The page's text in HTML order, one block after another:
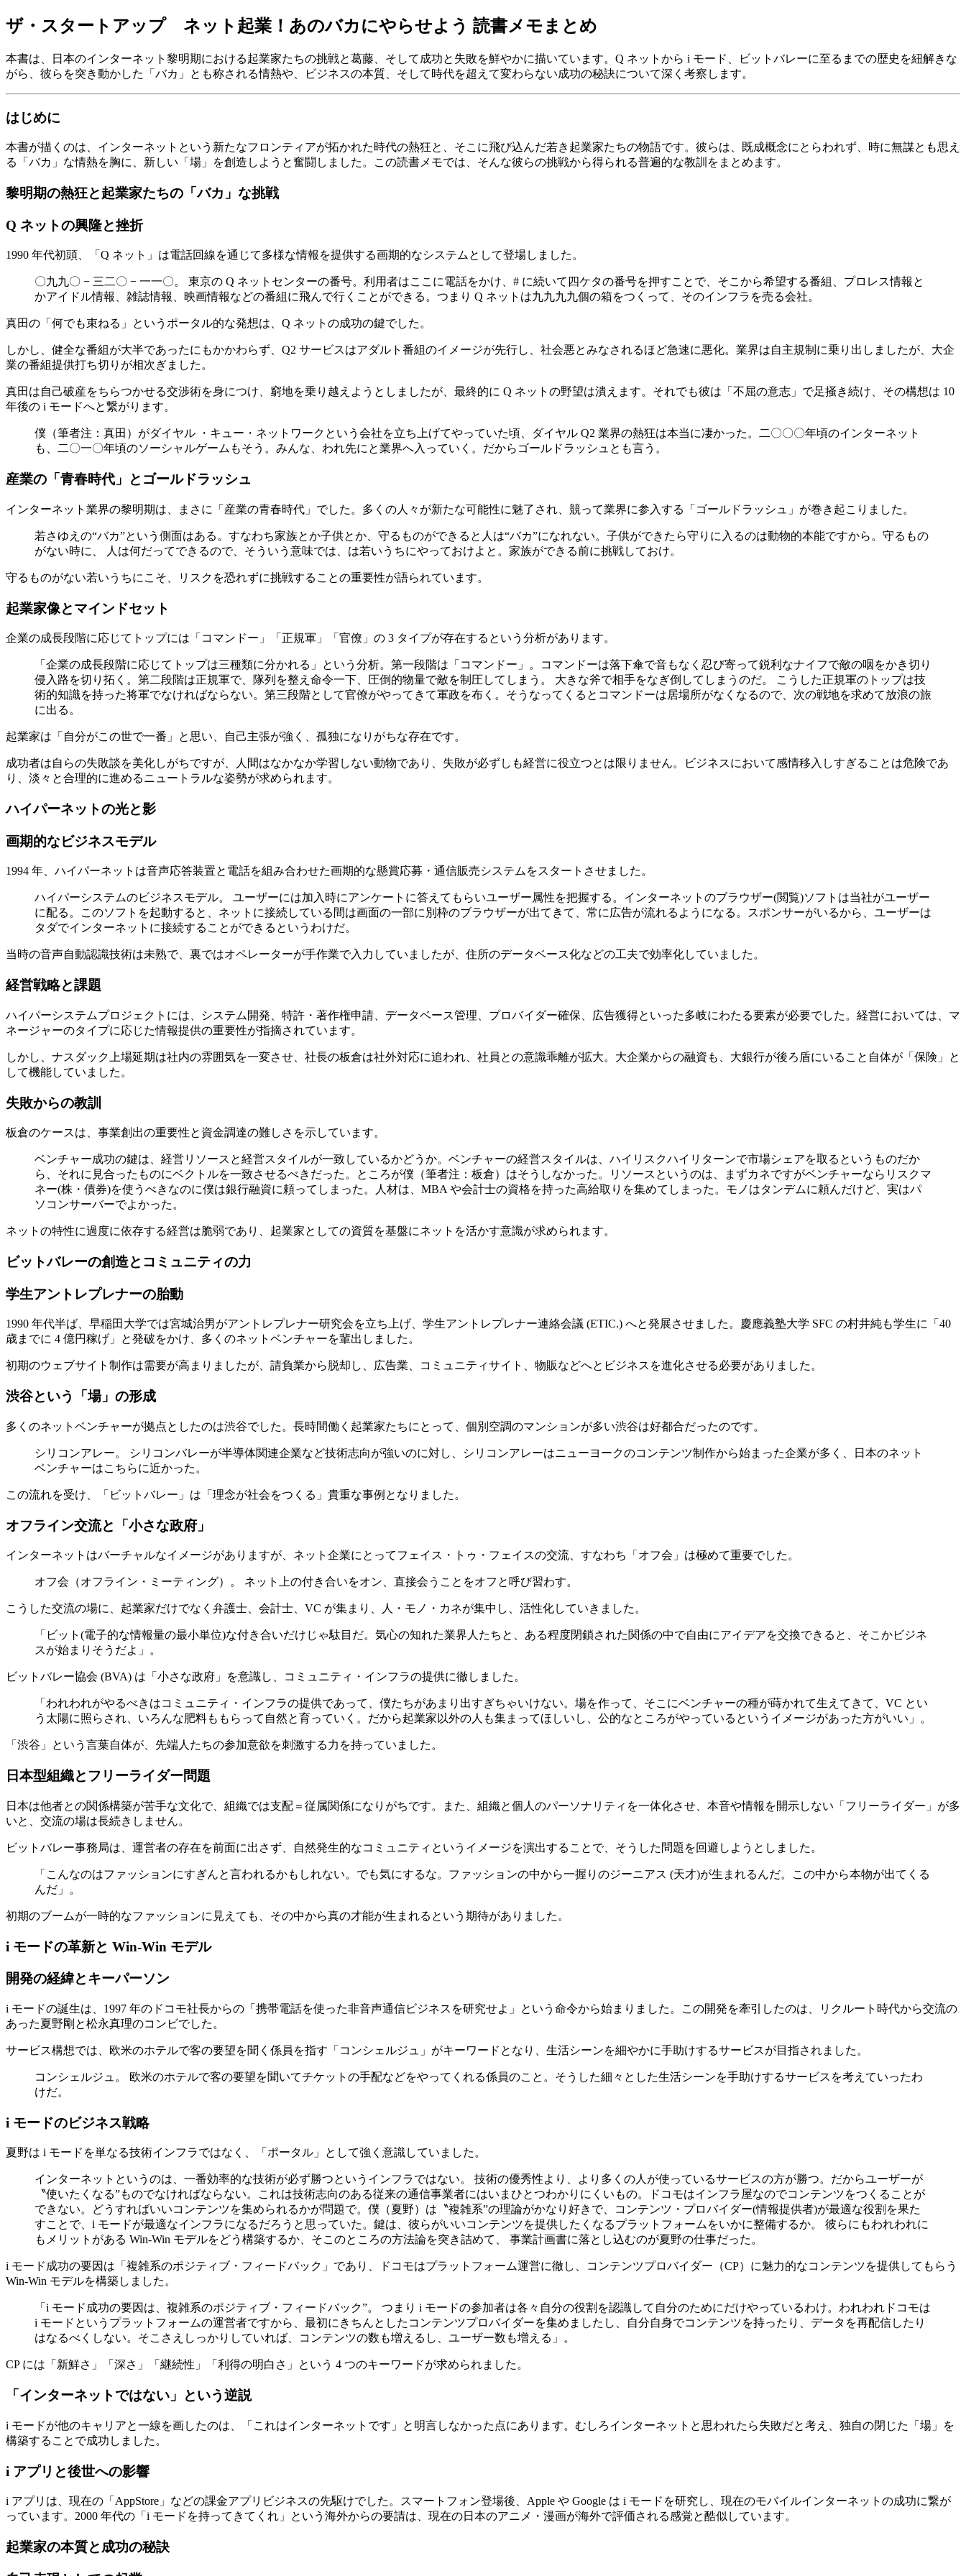
ザ・スタートアップ ネット起業！あのバカにやらせよう 読書メモまとめ
本書は、日本のインターネット黎明期における起業家たちの挑戦と葛藤、そして成功と失敗を鮮やかに描いています。Q ネットから i モード、ビットバレーに至るまでの歴史を紐解きな
がら、彼らを突き動かした「バカ」とも称される情熱や、ビジネスの本質、そして時代を超えて変わらない成功の秘訣について深く考察します。
はじめに
本書が描くのは、インターネットという新たなフロンティアが拓かれた時代の熱狂と、そこに飛び込んだ若き起業家たちの物語です。彼らは、既成概念にとらわれず、時に無謀とも思え
る「バカ」な情熱を胸に、新しい「場」を創造しようと奮闘しました。この読書メモでは、そんな彼らの挑戦から得られる普遍的な教訓をまとめます。
黎明期の熱狂と起業家たちの「バカ」な挑戦
Q ネットの興隆と挫折
1990 年代初頭、「Q ネット」は電話回線を通じて多様な情報を提供する画期的なシステムとして登場しました。
〇九九〇 − 三二〇 − 一一〇。 東京の Q ネットセンターの番号。利用者はここに電話をかけ、# に続いて四ケタの番号を押すことで、そこから希望する番組、プロレス情報と
かアイドル情報、雑誌情報、映画情報などの番組に飛んで行くことができる。つまり Q ネットは九九九九個の箱をつくって、そのインフラを売る会社。
真田の「何でも束ねる」というポータル的な発想は、Q ネットの成功の鍵でした。
しかし、健全な番組が大半であったにもかかわらず、Q2 サービスはアダルト番組のイメージが先行し、社会悪とみなされるほど急速に悪化。業界は自主規制に乗り出しましたが、大企
業の番組提供打ち切りが相次ぎました。
真田は自己破産をちらつかせる交渉術を身につけ、窮地を乗り越えようとしましたが、最終的に Q ネットの野望は潰えます。それでも彼は「不屈の意志」で足掻き続け、その構想は 10
年後の i モードへと繋がります。
僕（筆者注：真田）がダイヤル ・キュー・ネットワークという会社を立ち上げてやっていた頃、ダイヤル Q2 業界の熱狂は本当に凄かった。二〇〇〇年頃のインターネット
も、二〇一〇年頃のソーシャルゲームもそう。みんな、われ先にと業界へ入っていく。だからゴールドラッシュとも言う。
産業の「青春時代」とゴールドラッシュ
インターネット業界の黎明期は、まさに「産業の青春時代」でした。多くの人々が新たな可能性に魅了され、競って業界に参入する「ゴールドラッシュ」が巻き起こりました。
若さゆえの“バカ”という側面はある。すなわち家族とか子供とか、守るものができると人は“バカ”になれない。子供ができたら守りに入るのは動物的本能ですから。守るもの
がない時に、 人は何だってできるので、そういう意味では、は若いうちにやっておけよと。家族ができる前に挑戦しておけ。
守るものがない若いうちにこそ、リスクを恐れずに挑戦することの重要性が語られています。
起業家像とマインドセット
企業の成長段階に応じてトップには「コマンドー」「正規軍」「官僚」の 3 タイプが存在するという分析があります。
「企業の成長段階に応じてトップは三種類に分かれる」という分析。第一段階は「コマンドー」。コマンドーは落下傘で音もなく忍び寄って鋭利なナイフで敵の咽をかき切り
侵入路を切り拓く。第二段階は正規軍で、隊列を整え命令一下、圧倒的物量で敵を制圧してしまう。 大きな斧で相手をなぎ倒してしまうのだ。 こうした正規軍のトップは技
術的知識を持った将軍でなければならない。第三段階として官僚がやってきて軍政を布く。そうなってくるとコマンドーは居場所がなくなるので、次の戦地を求めて放浪の旅
に出る。
起業家は「自分がこの世で一番」と思い、自己主張が強く、孤独になりがちな存在です。
成功者は自らの失敗談を美化しがちですが、人間はなかなか学習しない動物であり、失敗が必ずしも経営に役立つとは限りません。ビジネスにおいて感情移入しすぎることは危険であ
り、淡々と合理的に進めるニュートラルな姿勢が求められます。
ハイパーネットの光と影
画期的なビジネスモデル
1994 年、ハイパーネットは音声応答装置と電話を組み合わせた画期的な懸賞応募・通信販売システムをスタートさせました。
ハイパーシステムのビジネスモデル。 ユーザーには加入時にアンケートに答えてもらいユーザー属性を把握する。インターネットのブラウザー(閲覧)ソフトは当社がユーザー
に配る。このソフトを起動すると、ネットに接続している間は画面の一部に別枠のブラウザーが出てきて、常に広告が流れるようになる。スポンサーがいるから、ユーザーは
タダでインターネットに接続することができるというわけだ。
当時の音声自動認識技術は未熟で、裏ではオペレーターが手作業で入力していましたが、住所のデータベース化などの工夫で効率化していました。
経営戦略と課題
ハイパーシステムプロジェクトには、システム開発、特許・著作権申請、データベース管理、プロバイダー確保、広告獲得といった多岐にわたる要素が必要でした。経営においては、マ
ネージャーのタイプに応じた情報提供の重要性が指摘されています。
しかし、ナスダック上場延期は社内の雰囲気を一変させ、社長の板倉は社外対応に追われ、社員との意識乖離が拡大。大企業からの融資も、大銀行が後ろ盾にいること自体が「保険」と
して機能していました。
失敗からの教訓
板倉のケースは、事業創出の重要性と資金調達の難しさを示しています。
ベンチャー成功の鍵は、経営リソースと経営スタイルが一致しているかどうか。ベンチャーの経営スタイルは、ハイリスクハイリターンで市場シェアを取るというものだか
ら、それに見合ったものにベクトルを一致させるべきだった。ところが僕（筆者注：板倉）はそうしなかった。リソースというのは、まずカネですがベンチャーならリスクマ
ネー(株・債券)を使うべきなのに僕は銀行融資に頼ってしまった。人材は、MBA や会計士の資格を持った高給取りを集めてしまった。モノはタンデムに頼んだけど、実はパ
ソコンサーバーでよかった。
ネットの特性に過度に依存する経営は脆弱であり、起業家としての資質を基盤にネットを活かす意識が求められます。
ビットバレーの創造とコミュニティの力
学生アントレプレナーの胎動
1990 年代半ば、早稲田大学では宮城治男がアントレプレナー研究会を立ち上げ、学生アントレプレナー連絡会議 (ETIC.) へと発展させました。慶應義塾大学 SFC の村井純も学生に「40
歳までに 4 億円稼げ」と発破をかけ、多くのネットベンチャーを輩出しました。
初期のウェブサイト制作は需要が高まりましたが、請負業から脱却し、広告業、コミュニティサイト、物販などへとビジネスを進化させる必要がありました。
渋谷という「場」の形成
多くのネットベンチャーが拠点としたのは渋谷でした。長時間働く起業家たちにとって、個別空調のマンションが多い渋谷は好都合だったのです。
シリコンアレー。 シリコンバレーが半導体関連企業など技術志向が強いのに対し、シリコンアレーはニューヨークのコンテンツ制作から始まった企業が多く、日本のネット
ベンチャーはこちらに近かった。
この流れを受け、「ビットバレー」は「理念が社会をつくる」貴重な事例となりました。
オフライン交流と「小さな政府」
インターネットはバーチャルなイメージがありますが、ネット企業にとってフェイス・トゥ・フェイスの交流、すなわち「オフ会」は極めて重要でした。
オフ会（オフライン・ミーティング）。 ネット上の付き合いをオン、直接会うことをオフと呼び習わす。
こうした交流の場に、起業家だけでなく弁護士、会計士、VC が集まり、人・モノ・カネが集中し、活性化していきました。
「ビット(電子的な情報量の最小単位)な付き合いだけじゃ駄目だ。気心の知れた業界人たちと、ある程度閉鎖された関係の中で自由にアイデアを交換できると、そこかビジネ
スが始まりそうだよ」。
ビットバレー協会 (BVA) は「小さな政府」を意識し、コミュニティ・インフラの提供に徹しました。
「われわれがやるべきはコミュニティ・インフラの提供であって、僕たちがあまり出すぎちゃいけない。場を作って、そこにベンチャーの種が蒔かれて生えてきて、VC とい
う太陽に照らされ、いろんな肥料ももらって自然と育っていく。だから起業家以外の人も集まってほしいし、公的なところがやっているというイメージがあった方がいい」。
「渋谷」という言葉自体が、先端人たちの参加意欲を刺激する力を持っていました。
日本型組織とフリーライダー問題
日本は他者との関係構築が苦手な文化で、組織では支配＝従属関係になりがちです。また、組織と個人のパーソナリティを一体化させ、本音や情報を開示しない「フリーライダー」が多
いと、交流の場は長続きしません。
ビットバレー事務局は、運営者の存在を前面に出さず、自然発生的なコミュニティというイメージを演出することで、そうした問題を回避しようとしました。
「こんなのはファッションにすぎんと言われるかもしれない。でも気にするな。ファッションの中から一握りのジーニアス (天才)が生まれるんだ。この中から本物が出てくる
んだ」。
初期のブームが一時的なファッションに見えても、その中から真の才能が生まれるという期待がありました。
i モードの革新と Win-Win モデル
開発の経緯とキーパーソン
i モードの誕生は、1997 年のドコモ社長からの「携帯電話を使った非音声通信ビジネスを研究せよ」という命令から始まりました。この開発を牽引したのは、リクルート時代から交流の
あった夏野剛と松永真理のコンビでした。
サービス構想では、欧米のホテルで客の要望を聞く係員を指す「コンシェルジュ」がキーワードとなり、生活シーンを細やかに手助けするサービスが目指されました。
コンシェルジュ。 欧米のホテルで客の要望を聞いてチケットの手配などをやってくれる係員のこと。そうした細々とした生活シーンを手助けするサービスを考えていったわ
けだ。
i モードのビジネス戦略
夏野は i モードを単なる技術インフラではなく、「ポータル」として強く意識していました。
インターネットというのは、一番効率的な技術が必ず勝つというインフラではない。 技術の優秀性より、より多くの人が使っているサービスの方が勝つ。だからユーザーが
〝使いたくなる”ものでなければならない。これは技術志向のある従来の通信事業者にはいまひとつわかりにくいもの。ドコモはインフラ屋なのでコンテンツをつくることが
できない。どうすればいいコンテンツを集められるかが問題で。僕（夏野）は〝複雑系”の理論がかなり好きで、コンテンツ・プロバイダー(情報提供者)が最適な役割を果た
すことで、i モードが最適なインフラになるだろうと思っていた。鍵は、彼らがいいコンテンツを提供したくなるプラットフォームをいかに整備するか。 彼らにもわれわれに
もメリットがある Win-Win モデルをどう構築するか、そこのところの方法論を突き詰めて、 事業計画書に落とし込むのが夏野の仕事だった。
i モード成功の要因は「複雑系のポジティブ・フィードバック」であり、ドコモはプラットフォーム運営に徹し、コンテンツプロバイダー（CP）に魅力的なコンテンツを提供してもらう
Win-Win モデルを構築しました。
「i モード成功の要因は、複雑系のポジティブ・フィードバック”。 つまり i モードの参加者は各々自分の役割を認識して自分のためにだけやっているわけ。われわれドコモは
i モードというプラットフォームの運営者ですから、最初にきちんとしたコンテンツプロバイダーを集めましたし、自分自身でコンテンツを持ったり、データを再配信したり
はなるべくしない。そこさえしっかりしていれば、コンテンツの数も増えるし、ユーザー数も増える」。
CP には「新鮮さ」「深さ」「継続性」「利得の明白さ」という 4 つのキーワードが求められました。
「インターネットではない」という逆説
i モードが他のキャリアと一線を画したのは、「これはインターネットです」と明言しなかった点にあります。むしろインターネットと思われたら失敗だと考え、独自の閉じた「場」を
構築することで成功しました。
i アプリと後世への影響
i アプリは、現在の「AppStore」などの課金アプリビジネスの先駆けでした。スマートフォン登場後、Apple や Google は i モードを研究し、現在のモバイルインターネットの成功に繋が
っています。2000 年代の「i モードを持ってきてくれ」という海外からの要請は、現在の日本のアニメ・漫画が海外で評価される感覚と酷似しています。
起業家の本質と成功の秘訣